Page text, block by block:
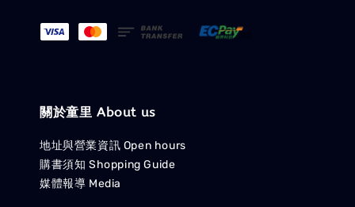
關於童里 About us
地址與營業資訊 Open hours
購書須知 Shopping Guide
媒體報導 Media